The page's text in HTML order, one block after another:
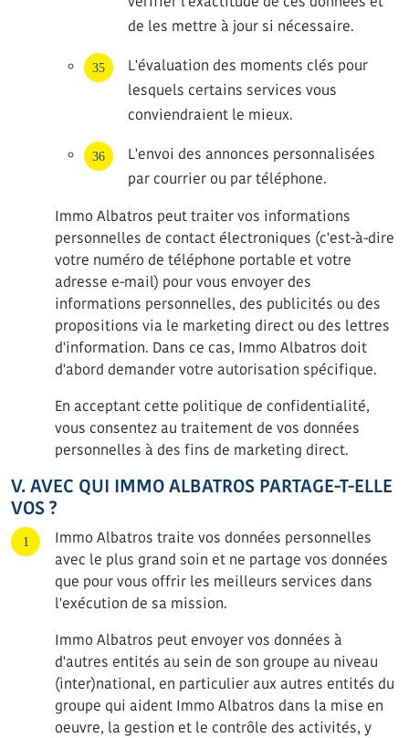
de les mettre à jour si nécessaire.
L'évaluation des moments clés pour
lesquels certains services vous
conviendraient le mieux.
L'envoi des annonces personnalisées
par courrier ou par téléphone.
Immo Albatros peut traiter vos informations
personnelles de contact électroniques (c'est-à-dire
votre numéro de téléphone portable et votre
adresse e-mail) pour vous envoyer des
informations personnelles, des publicités ou des
propositions via le marketing direct ou des lettres
d'information. Dans ce cas, Immo Albatros doit
d'abord demander votre autorisation spécifique.
En acceptant cette politique de confidentialité,
vous consentez au traitement de vos données
personnelles à des fins de marketing direct.
V. AVEC QUI IMMO ALBATROS PARTAGE-T-ELLE
VOS ?
Immo Albatros traite vos données personnelles
avec le plus grand soin et ne partage vos données
que pour vous offrir les meilleurs services dans
l'exécution de sa mission.
Immo Albatros peut envoyer vos données à
d'autres entités au sein de son groupe au niveau
(inter)national, en particulier aux autres entités du
groupe qui aident Immo Albatros dans la mise en
oeuvre, la gestion et le contrôle des activités, y